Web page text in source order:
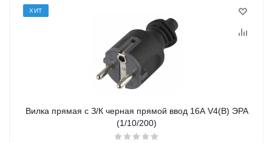
ХИТ
Вилка прямая с З/К черная прямой ввод 16A V4(B) ЭРА
(1/10/200)